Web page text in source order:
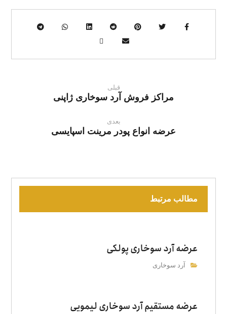
قبلی
مراکز فروش آرد سوخاری ژاپنی
بعدی
عرضه انواع پودر مرینت اسپایسی
مطالب مرتبط
عرضه آرد سوخاری پولکی
آرد سوخاری
عرضه مستقیم آرد سوخاری لیمویی